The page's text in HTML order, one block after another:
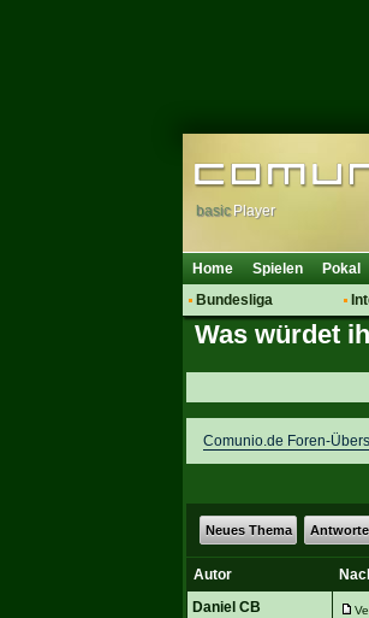
basic Player
Home Spielen Pokal
Bundesliga
Hot News
Vereinsdiskussion
Vereinsfragen
Was würdet
Comunio.de Foren-
Neues Thema
Autor
Daniel CB